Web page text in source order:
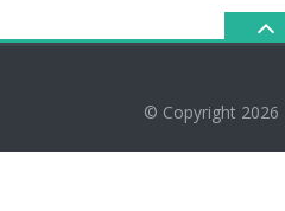
© Copyright 2026